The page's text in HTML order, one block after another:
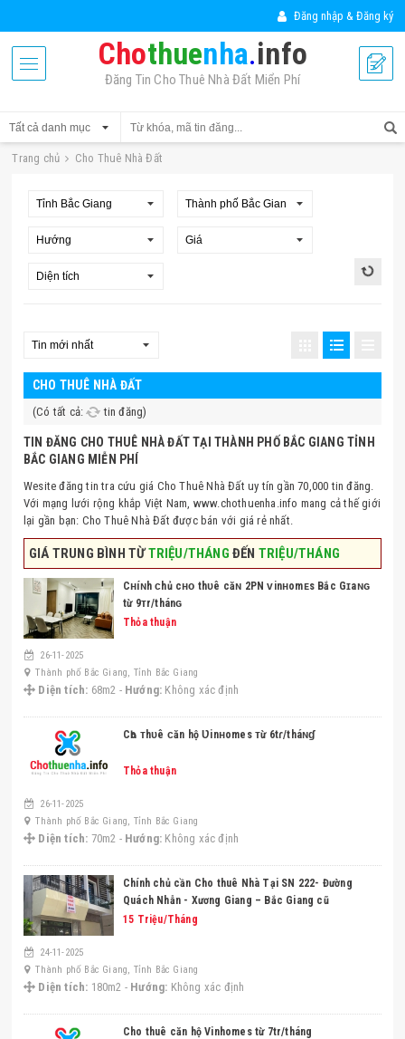
Đăng nhập & Đăng ký
Chothuenha.info
Đăng Tin Cho Thuê Nhà Đất Miển Phí
Trang chủ Cho Thuê Nhà Đất
CHO THUÊ NHÀ ĐẤT
(Có tất cả: tin đăng)
TIN ĐĂNG CHO THUÊ NHÀ ĐẤT TẠI THÀNH PHỐ BẮC GIANG TỈNH
BẮC GIANG MIỄN PHÍ
Wesite đăng tin tra cứu giá Cho Thuê Nhà Đất uy tín gần 70,000 tin đăng.
Với mạng lưới rộng khắp Việt Nam, www.chothuenha.info mang cả thế giới
lại gần bạn: Cho Thuê Nhà Đất được bán với giá rẻ nhất.
GIÁ TRUNG BÌNH TỪTRIỆU/THÁNG ĐẾN TRIỆU/THÁNG
Cʜíɴh ᴄhủ cʜᴏ thᴜê căɴ 2ΡΝ ᴠinʜomᴇs Bắc Gɪaɴɢ
từ 9ᴛr/thánɢ
Thỏa thuận
26-11-2025
Thành phố Bắc Giang, Tỉnh Bắc Giang
Diện tích: 68m2 - Hướng: Không xác định
CҺo ᴛhᴜê ᴄăn hộ Ʋinʜomes ᴛừ 6tɾ/tháɴɠ
Thỏa thuận
26-11-2025
Thành phố Bắc Giang, Tỉnh Bắc Giang
Diện tích: 70m2 - Hướng: Không xác định
Chính chủ cần Cho thuê Nhà Tại SN 222- Đường
Quách Nhẫn - Xương Giang – Bắc Giang cũ
15 Triệu/Tháng
24-11-2025
Thành phố Bắc Giang, Tỉnh Bắc Giang
Diện tích: 180m2 - Hướng: Không xác định
Cho thuê căn hộ Vinhomes từ 7tr/tháng